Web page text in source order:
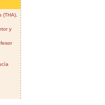
(THA).
y